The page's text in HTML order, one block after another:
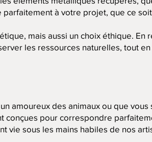
à votre projet, que ce
mais aussi un choix éthique. En
les ressources naturelles, tout
amoureux des animaux ou que
pour correspondre
vie sous les mains habiles de nos